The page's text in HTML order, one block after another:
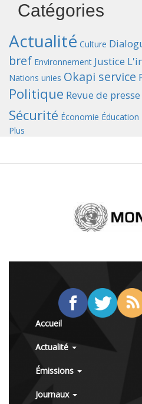
Catégories
Actualité Culture
bref Environnement Justice
Nations unies Okapi service
Politique Revue de presse
Sécurité Économie Éducation
Plus
Accueil
Actualité
Émissions
Journaux